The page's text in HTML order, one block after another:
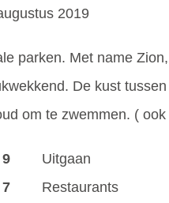
2019
parken. Met name
De kust
om te zwemmen. (
9 Uitgaan
7 Restaurants